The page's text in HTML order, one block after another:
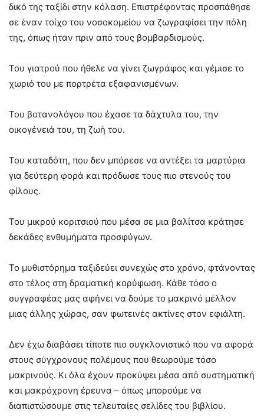
δικό της ταξίδι στην κόλαση. Επιστρέφοντας προσπάθησε
σε έναν τοίχο του νοσοκομείου να ζωγραφίσει την πόλη
της, όπως ήταν πριν από τους βομβαρδισμούς.
Του γιατρού που ήθελε να γίνει ζωγράφος και γέμισε το
χωριό του με πορτρέτα εξαφανισμένων.
Του βοτανολόγου που έχασε τα δάχτυλα του, την
οικογένειά του, τη ζωή του.
Του καταδότη, που δεν μπόρεσε να αντέξει τα μαρτύρια
για δεύτερη φορά και πρόδωσε τους πιο στενούς του
φίλους.
Του μικρού κοριτσιού που μέσα σε μια βαλίτσα κράτησε
δεκάδες ενθυμήματα προσφύγων.
Το μυθιστόρημα ταξιδεύει συνεχώς στο χρόνο, φτάνοντας
στο τέλος στη δραματική κορύφωση. Κάθε τόσο ο
συγγραφέας μας αφήνει να δούμε το μακρινό μέλλον
μιας άλλης χώρας, σαν φωτεινές ακτίνες στον εφιάλτη.
Δεν έχω διαβάσει τίποτε πιο συγκλονιστικό που να αφορά
στους σύγχρονους πολέμους που θεωρούμε τόσο
μακρινούς. Κι όλα έχουν προκύψει μέσα από συστηματική
και μακρόχρονη έρευνα – όπως μπορούμε να
διαπιστώσουμε στις τελευταίες σελίδες του βιβλίου.